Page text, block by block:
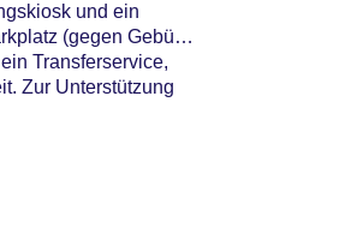
und ein
(gegen Gebühr)
Transferservice,
Zur Unterstützung